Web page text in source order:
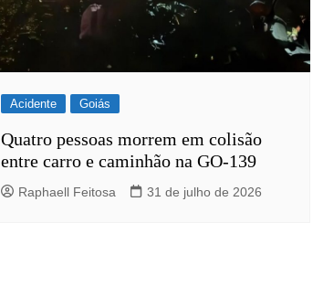
Acidente Goiás
Quatro pessoas morrem em colisão
entre carro e caminhão na GO-139
Raphaell Feitosa 31 de julho de 2026